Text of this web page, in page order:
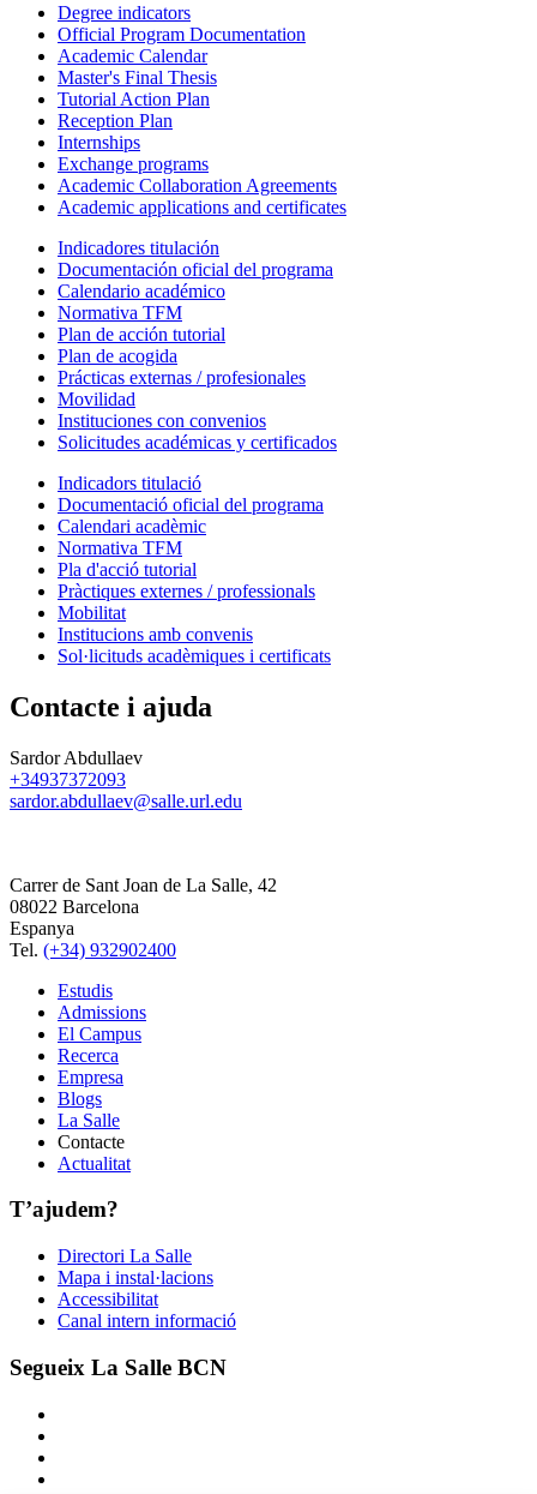
Degree indicators
Official Program Documentation
Academic Calendar
Master's Final Thesis
Tutorial Action Plan
Reception Plan
Internships
Exchange programs
Academic Collaboration Agreements
Academic applications and certificates
Indicadores titulación
Documentación oficial del programa
Calendario académico
Normativa TFM
Plan de acción tutorial
Plan de acogida
Prácticas externas / profesionales
Movilidad
Instituciones con convenios
Solicitudes académicas y certificados
Indicadors titulació
Documentació oficial del programa
Calendari acadèmic
Normativa TFM
Pla d'acció tutorial
Pràctiques externes / professionals
Mobilitat
Institucions amb convenis
Sol·licituds acadèmiques i certificats
Contacte i ajuda
Sardor Abdullaev
+34937372093
sardor.abdullaev@salle.url.edu
Carrer de Sant Joan de La Salle, 42
08022 Barcelona
Espanya
Tel. (+34) 932902400
Estudis
Admissions
El Campus
Recerca
Empresa
Blogs
La Salle
Contacte
Actualitat
T’ajudem?
Directori La Salle
Mapa i instal·lacions
Accessibilitat
Canal intern informació
Segueix La Salle BCN